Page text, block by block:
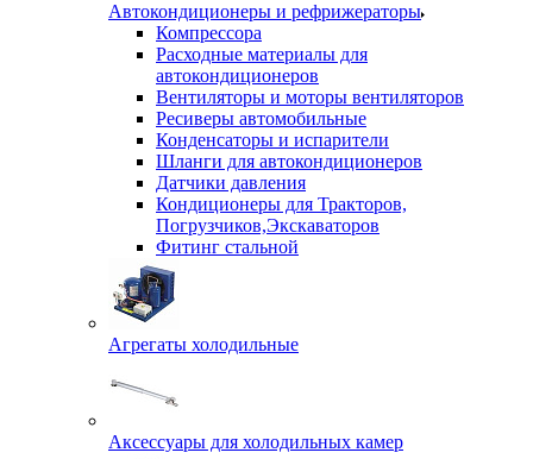
Автокондиционеры и рефрижераторы
Компрессора
Расходные материалы для
автокондиционеров
Вентиляторы и моторы вентиляторов
Ресиверы автомобильные
Конденсаторы и испарители
Шланги для автокондиционеров
Датчики давления
Кондиционеры для Тракторов,
Погрузчиков,Экскаваторов
Фитинг стальной
Агрегаты холодильные
Аксессуары для холодильных камер